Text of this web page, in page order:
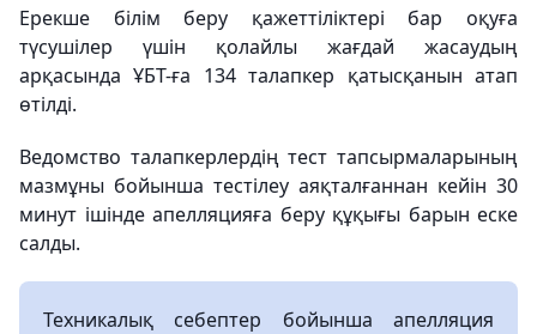
Ерекше білім беру қажеттіліктері бар оқуға
түсушілер үшін қолайлы жағдай жасаудың
арқасында ҰБТ-ға 134 талапкер қатысқанын атап
өтілді.
Ведомство талапкерлердің тест тапсырмаларының
мазмұны бойынша тестілеу аяқталғаннан кейін 30
минут ішінде апелляцияға беру құқығы барын еске
салды.
Техникалық себептер бойынша апелляция